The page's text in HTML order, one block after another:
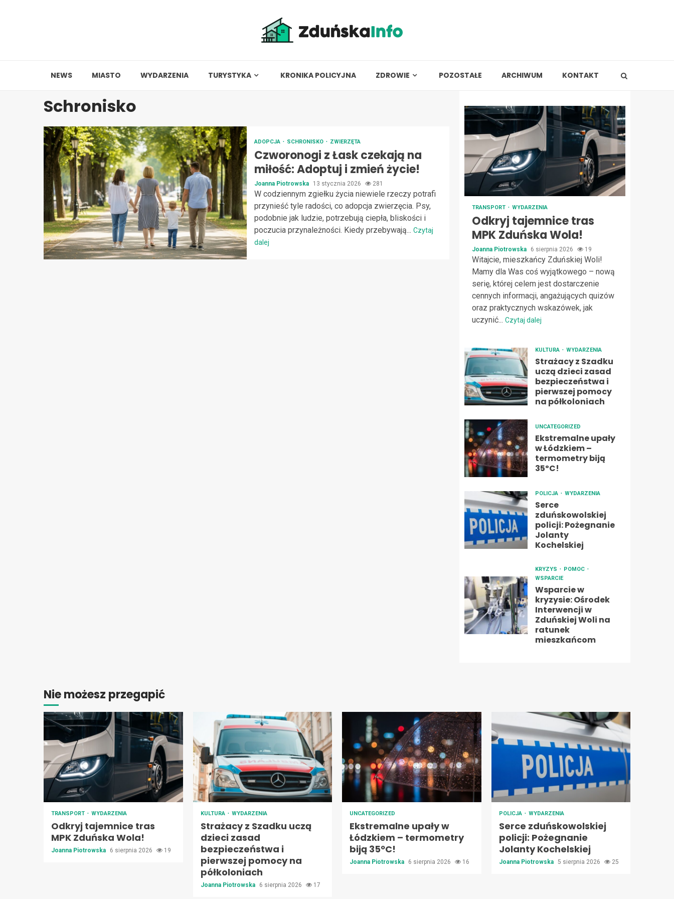
NEWS MIASTO WYDARZENIA TURYSTYKA KRONIKA POLICYJNA ZDROWIE POZOSTAŁE ARCHIWUM KONTAKT
Schronisko
ADOPCJA SCHRONISKO ZWIERZĘTA
Czworonogi z Łask czekają na
miłość: Adoptuj i zmień życie!
Joanna Piotrowska 13 stycznia 2026 281
W codziennym zgiełku życia niewiele rzeczy potrafi
przynieść tyle radości, co adopcja zwierzęcia. Psy,
podobnie jak ludzie, potrzebują ciepła, bliskości i
poczucia przynależności. Kiedy przebywają... Czytaj
dalej
TRANSPORT WYDARZENIA
Odkryj tajemnice tras
MPK Zduńska Wola!
Joanna Piotrowska 6 sierpnia 2026 19
Witajcie, mieszkańcy Zduńskiej Woli!
Mamy dla Was coś wyjątkowego – nową
serię, której celem jest dostarczenie
cennych informacji, angażujących quizów
oraz praktycznych wskazówek, jak
uczynić... Czytaj dalej
KULTURA WYDARZENIA
Strażacy z Szadku
uczą dzieci zasad
bezpieczeństwa i
pierwszej pomocy
na półkoloniach
UNCATEGORIZED
Ekstremalne upały
w Łódzkiem –
termometry biją
35ºC!
POLICJA WYDARZENIA
Serce
zduńskowolskiej
policji: Pożegnanie
Jolanty
Kochelskiej
KRYZYS
POMOC
WSPARCIE
Wsparcie w
kryzysie: Ośrodek
Interwencji w
Zduńskiej Woli na
ratunek
mieszkańcom
Nie możesz przegapić
TRANSPORT WYDARZENIA
Odkryj tajemnice tras
MPK Zduńska Wola!
Joanna Piotrowska 6 sierpnia 2026 19
KULTURA WYDARZENIA
Strażacy z Szadku uczą
dzieci zasad
bezpieczeństwa i
pierwszej pomocy na
półkoloniach
Joanna Piotrowska 6 sierpnia 2026 17
UNCATEGORIZED
Ekstremalne upały w
Łódzkiem – termometry
biją 35ºC!
Joanna Piotrowska 6 sierpnia 2026 16
POLICJA WYDARZENIA
Serce zduńskowolskiej
policji: Pożegnanie
Jolanty Kochelskiej
Joanna Piotrowska 5 sierpnia 2026 25